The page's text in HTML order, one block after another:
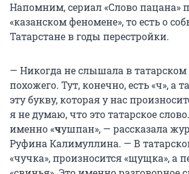
Напомним, сериал «Слово пацана»
«казанском феномене», то есть о
Татарстане в годы перестройки.
— Никогда не слышала в татарском
похожего. Тут, конечно, есть «ч», а
эту букву, которая у нас
я не думаю, что это татарское
именно «чушпан», — рассказала
Руфина Калимуллина. — В
«чучка», произносится «щущка», а